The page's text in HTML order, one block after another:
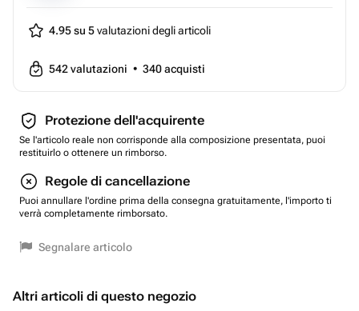
4.95 su 5valutazioni degli articoli
542valutazioni • 340acquisti
Protezione dell'acquirente
Se l'articolo reale non corrisponde alla composizione presentata, puoi
restituirlo o ottenere un rimborso.
Regole di cancellazione
Puoi annullare l'ordine prima della consegna gratuitamente, l'importo ti
verrà completamente rimborsato.
Segnalare articolo
Altri articoli di questo negozio